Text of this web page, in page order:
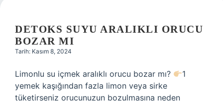
DETOKS SUYU ARALIKLI ORUCU
BOZAR MI
Tarih: Kasım 8, 2024
Limonlu su içmek aralıklı orucu bozar mı?
1
yemek kaşığından fazla limon veya sirke
tüketirseniz orucunuzun bozulmasına neden